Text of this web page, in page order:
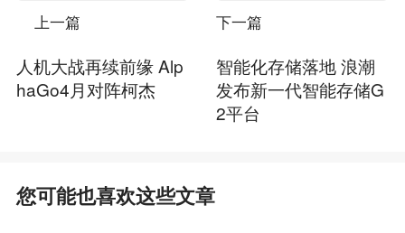
上一篇
人机大战再续前缘 Alp
haGo4月对阵柯杰
下一篇
智能化存储落地 浪潮
发布新一代智能存储G
2平台
您可能也喜欢这些文章